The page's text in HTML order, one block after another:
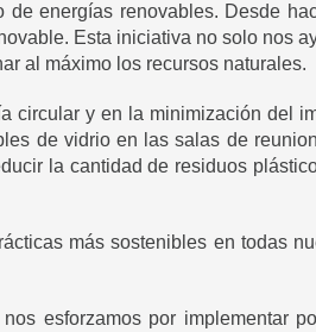
energías renovables. Desde
Esta iniciativa no solo nos
al máximo los recursos naturales.
circular y en la minimización del
de vidrio en las salas de
la cantidad de residuos
más sostenibles en todas
nos esforzamos por implementar